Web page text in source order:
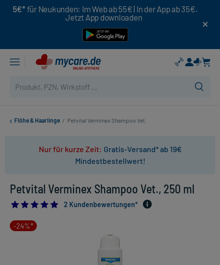
5€* für Neukunden: Im Web ab 55€ | In der App ab 35€.
Jetzt App downloaden
Flöhe & Haarlinge / Petvital Verminex Shampoo Vet.
Nur für kurze Zeit: Gratis-Versand* ab 19€
Mindestbestellwert!
Petvital Verminex Shampoo Vet., 250 ml
5.0
2 Kundenbewertungen*
-24%*